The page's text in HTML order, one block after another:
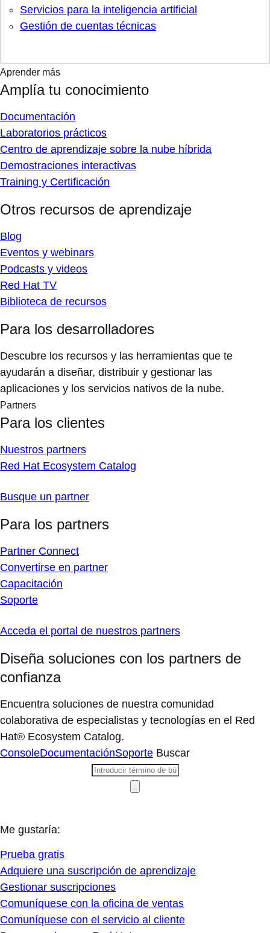
Servicios para la inteligencia artificial
Gestión de cuentas técnicas
Aprender más
Amplía tu conocimiento
Documentación
Laboratorios prácticos
Centro de aprendizaje sobre la nube híbrida
Demostraciones interactivas
Training y Certificación
Otros recursos de aprendizaje
Blog
Eventos y webinars
Podcasts y videos
Red Hat TV
Biblioteca de recursos
Para los desarrolladores
Descubre los recursos y las herramientas que te
ayudarán a diseñar, distribuir y gestionar las
aplicaciones y los servicios nativos de la nube.
Partners
Para los clientes
Nuestros partners
Red Hat Ecosystem Catalog
Busque un partner
Para los partners
Partner Connect
Convertirse en partner
Capacitación
Soporte
Acceda el portal de nuestros partners
Diseña soluciones con los partners de
confianza
Encuentra soluciones de nuestra comunidad
colaborativa de especialistas y tecnologías en el Red
Hat® Ecosystem Catalog.
ConsoleDocumentaciónSoporte Buscar
Me gustaría:
Prueba gratis
Adquiere una suscripción de aprendizaje
Gestionar suscripciones
Comuníquese con la oficina de ventas
Comuníquese con el servicio al cliente